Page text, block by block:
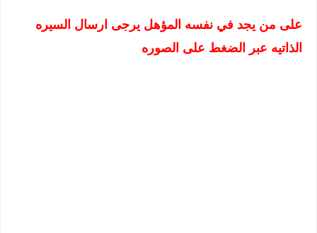
على من يجد في نفسه المؤهل يرجى ارسال السيره
الذاتيه عبر الضغط على الصوره